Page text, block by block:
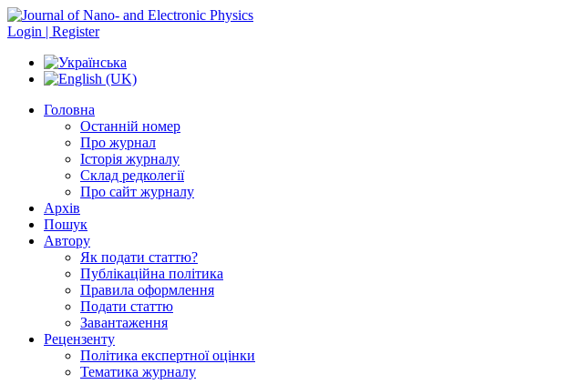
Login | Register
Головна
Останній номер
Про журнал
Історія журналу
Склад редколегії
Про сайт журналу
Архів
Пошук
Автору
Як подати статтю?
Публікаційна політика
Правила оформлення
Подати статтю
Завантаження
Рецензенту
Політика експертної оцінки
Тематика журналу